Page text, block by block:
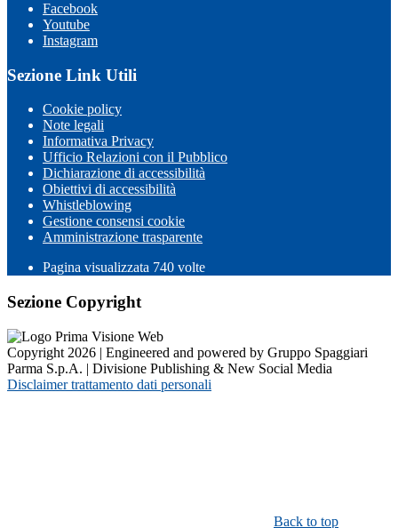
Facebook
Youtube
Instagram
Sezione Link Utili
Cookie policy
Note legali
Informativa Privacy
Ufficio Relazioni con il Pubblico
Dichiarazione di accessibilità
Obiettivi di accessibilità
Whistleblowing
Gestione consensi cookie
Amministrazione trasparente
Pagina visualizzata 740 volte
Sezione Copyright
Copyright 2026 | Engineered and powered by Gruppo Spaggiari
Parma S.p.A. | Divisione Publishing & New Social Media
Disclaimer trattamento dati personali
Back to top